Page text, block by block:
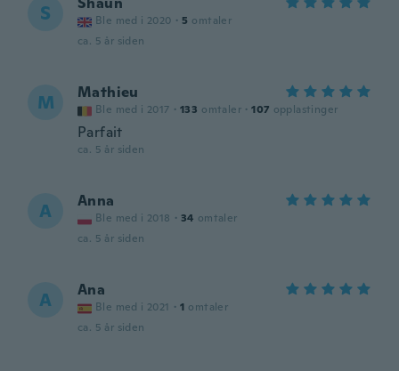
S Ble med i 2020 · 5 omtaler
ca. 5 år siden
M Mathieu
Ble med i 2017 · 133 omtaler · 107 opplastinger
Parfait
ca. 5 år siden
A Anna
Ble med i 2018 · 34 omtaler
ca. 5 år siden
A Ana
Ble med i 2021 · 1 omtaler
ca. 5 år siden